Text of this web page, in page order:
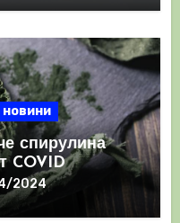
новини
спирулина
COVID
2024